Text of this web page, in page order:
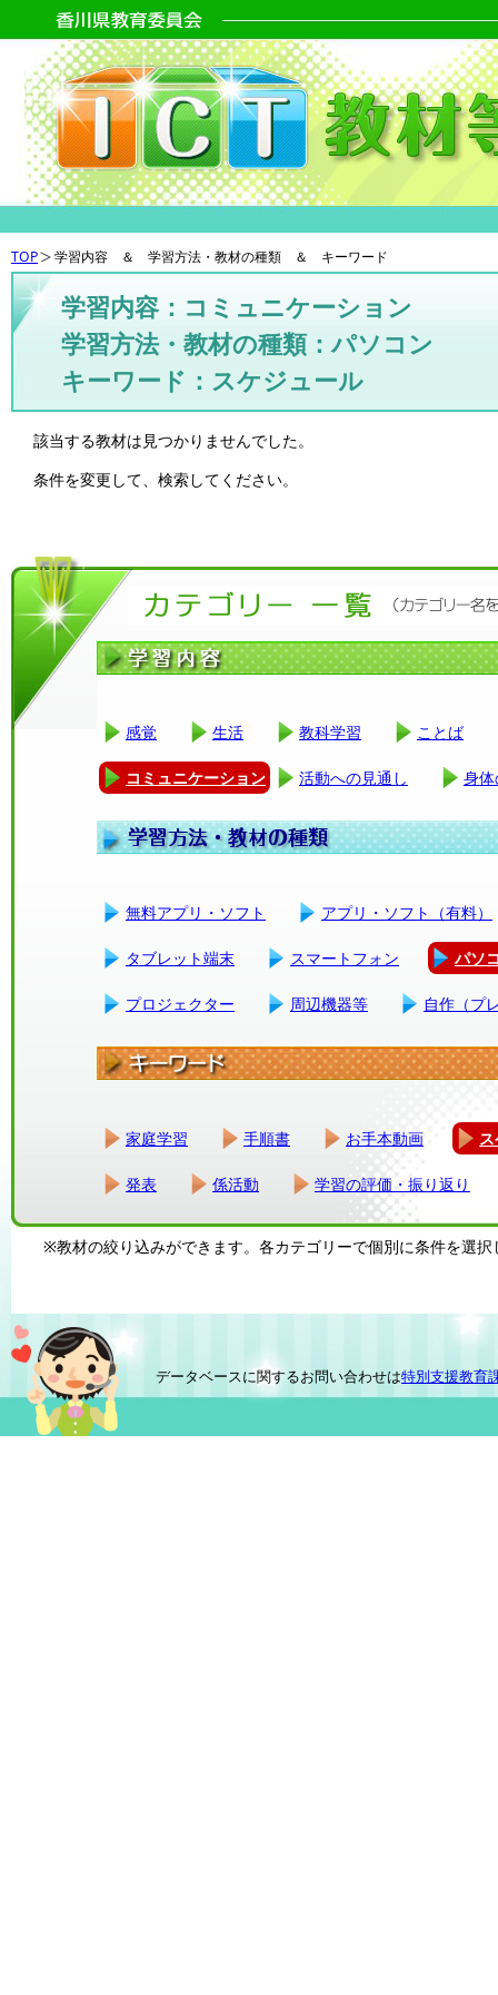
TOP 学習内容 ＆ 学習方法・教材の種類 ＆ キーワード
学習内容：コミュニケーション
学習方法・教材の種類：パソコン
キーワード：スケジュール
該当する教材は見つかりませんでした。
条件を変更して、検索してください。
感覚 生活 教科学習 ことば
コミュニケーション 活動への見通し 身
無料アプリ・ソフト アプリ・ソフト（有料）
タブレット端末 スマートフォン パソ
プロジェクター 周辺機器等 自作（プ
家庭学習 手順書 お手本動画
発表 係活動 学習の評価・振り返り
※教材の絞り込みができます。各カテゴリーで個別に条件を選択
データベースに関するお問い合わせは特別支援教育